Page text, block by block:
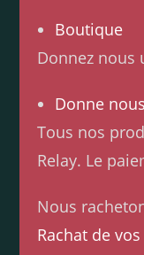
Boutique
Donnez nous
Donne
Tous nos
Relay. Le
Nous
Rachat de